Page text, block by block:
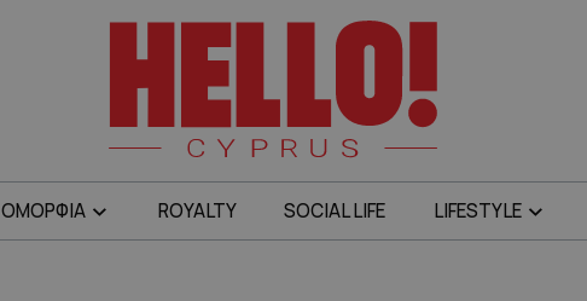
ΟΜΟΡΦΙΑ ROYALTY SOCIAL LIFE LIFESTYLE